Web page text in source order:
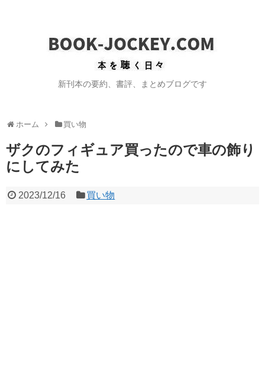
新刊本の要約、書評、まとめブログです
ホーム 買い物
ザクのフィギュア買ったので車の飾り
にしてみた
2023/12/16 買い物